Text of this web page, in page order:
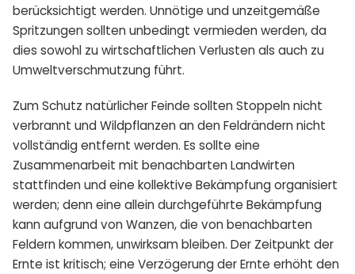
berücksichtigt werden. Unnötige und unzeitgemäße
Spritzungen sollten unbedingt vermieden werden, da
dies sowohl zu wirtschaftlichen Verlusten als auch zu
Umweltverschmutzung führt.
Zum Schutz natürlicher Feinde sollten Stoppeln nicht
verbrannt und Wildpflanzen an den Feldrändern nicht
vollständig entfernt werden. Es sollte eine
Zusammenarbeit mit benachbarten Landwirten
stattfinden und eine kollektive Bekämpfung organisiert
werden; denn eine allein durchgeführte Bekämpfung
kann aufgrund von Wanzen, die von benachbarten
Feldern kommen, unwirksam bleiben. Der Zeitpunkt der
Ernte ist kritisch; eine Verzögerung der Ernte erhöht den